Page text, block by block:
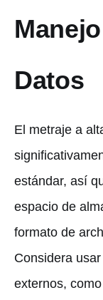
Datos
El metraje a
estándar, así
espacio de
formato de
Considera
externos,